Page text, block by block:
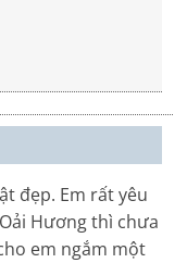
đẹp. Em rất yêu
Hương thì chưa
em ngắm một